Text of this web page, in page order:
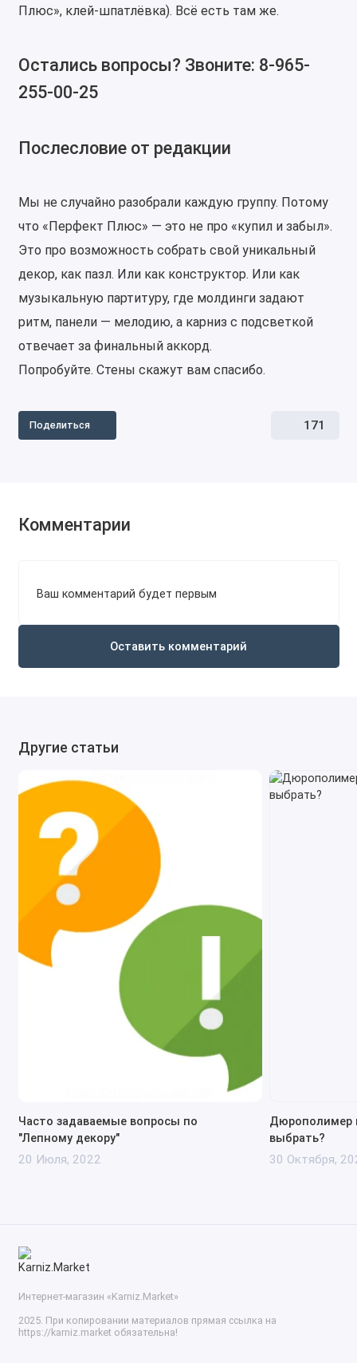
Плюс», клей-шпатлёвка). Всё есть там же.
Остались вопросы? Звоните: 8-965-
255-00-25
Послесловие от редакции
Мы не случайно разобрали каждую группу. Потому
что «Перфект Плюс» — это не про «купил и забыл».
Это про возможность собрать свой уникальный
декор, как пазл. Или как конструктор. Или как
музыкальную партитуру, где молдинги задают
ритм, панели — мелодию, а карниз с подсветкой
отвечает за финальный аккорд.
Попробуйте. Стены скажут вам спасибо.
Поделиться 171
Комментарии
Ваш комментарий будет первым
Оставить комментарий
Другие статьи
Часто задаваемые вопросы по
"Лепному декору"
20 Июля, 2022
Дюрополимер
выбрать?
30 Октября,
Интернет-магазин «Karniz.Market»
2025. При копировании материалов прямая ссылка на
https://karniz.market обязательна!